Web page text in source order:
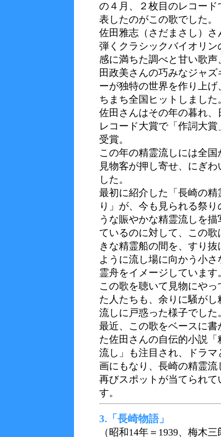
の４月、２枚目のレコード
表したのがこの歌でした。
佐田雅志（さだまさし）さ
弾くクラシックバイオリン
感に満ちた調べと甘い歌声
田政美さんの巧みなジャズ
ーが独特の世界を作り上げ
ちまち全国ヒットしました
佐田さんはその年の暮れ、
レコード大賞で「作詞大賞
受賞。
この年の精霊流しには全国
見物客が押し寄せ、にぎわ
した。
最初に紹介した「長崎の精
り」が、今も見られる祭り
うな賑やかな精霊流しを描
ているのに対して、この歌
きな精霊船の間を、すり抜
ように流し場に向かう小さ
霊舟をイメージしています
この歌を聴いて見物にやっ
た人たちも、余りに騒がし
流しに戸惑った様子でした
最近、この歌をベースに書
た佐田さんの自伝的小説「
流し」も注目され、ドラマ
画にもなり、長崎の精霊流
再びスポットが当てられて
す。
3.「長崎物語」
（昭和14年＝1939、梅木